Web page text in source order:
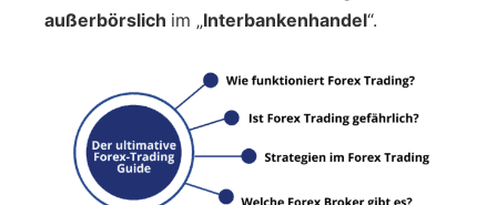
außerbörslich im „Interbankenhandel“.